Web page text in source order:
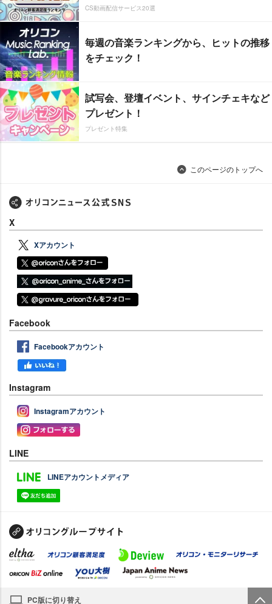
CS動画配信サービス20選
毎週の音楽ランキングから、ヒットの推移
をチェック！
試写会、登壇イベント、サインチェキなど
プレゼント！
プレゼント特集
このページのトップへ
X
Xアカウント
Facebook
Facebookアカウント
Instagram
Instagramアカウント
LINE
LINEアカウントメディア
PC版に切り替え